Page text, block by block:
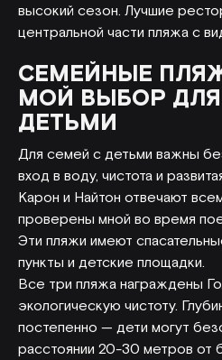
высокий сезон. Лучшие
центральной части пляжа с
СЕМЕЙНЫЕ
МОЙ ВЫБОР
ДЕТЬМИ
Для семей с детьми важны
вход в воду, чистота и
Карон и Найтон отвечают
проверены мной во время
Эти пляжи имеют
пункты и детские площадки.
Все три пляжа награждены
экологическую чистоту.
постепенно — дети могут
расстоянии 20-30 метров от